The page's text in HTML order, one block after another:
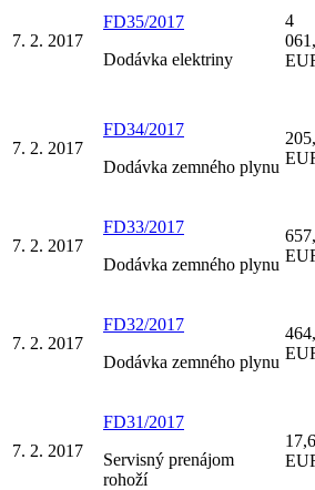
7. 2. 2017
FD35/2017
Dodávka elektriny
4
7. 2. 2017
FD34/2017
Dodávka zemného plynu
7. 2. 2017
FD33/2017
Dodávka zemného plynu
7. 2. 2017
FD32/2017
Dodávka zemného plynu
7. 2. 2017
FD31/2017
Servisný prenájom
rohoží